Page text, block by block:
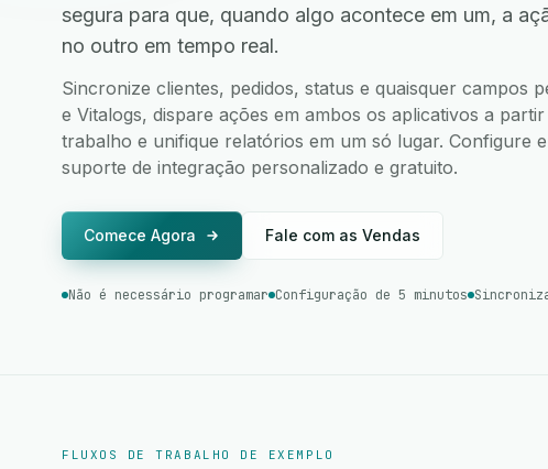
segura para que, quando algo acontece em um, a
no outro em tempo real.
Sincronize clientes, pedidos, status e quaisquer campos
e Vitalogs, dispare ações em ambos os aplicativos a
trabalho e unifique relatórios em um só lugar. Configure
suporte de integração personalizado e gratuito.
Comece Agora Fale com as Vendas
Não é necessário programar Configuração de 5 minutos
FLUXOS DE TRABALHO DE EXEMPLO